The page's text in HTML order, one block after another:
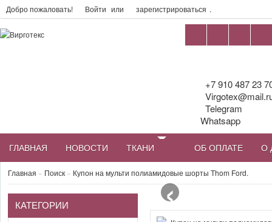
Добро пожаловать! Войти или зарегистрироваться .
+7 910 487 23
Telegram
Whatsapp
ГЛАВНАЯ НОВОСТИ ТКАНИ ОБ ОПЛАТЕ О
Главная » Поиск » Купон на мульти полиамидовые шорты Thom Ford.
КАТЕГОРИИ ‹